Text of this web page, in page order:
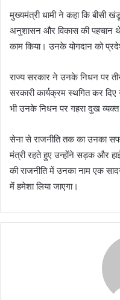
मुख्यमंत्री धामी ने कहा कि बीसी
अनुशासन और विकास की पहचान
काम किया। उनके योगदान को
राज्य सरकार ने उनके निधन पर
सरकारी कार्यक्रम स्थगित कर
भी उनके निधन पर गहरा दुख व्यक्त
सेना से राजनीति तक का उनका
मंत्री रहते हुए उन्होंने सड़क और
की राजनीति में उनका नाम एक
में हमेशा लिया जाएगा।